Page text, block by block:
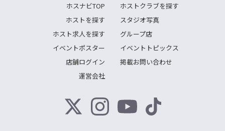
ホスナビTOP
ホストクラブを探す
ホストを探す
スタジオ写真
ホスト求人を探す
グループ店
イベントポスター
イベントトピックス
店舗ログイン
掲載お問い合わせ
運営会社